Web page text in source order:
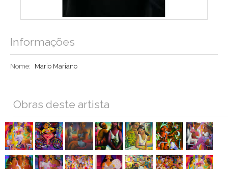
Informações
Nome: Mario Mariano
Obras deste artista